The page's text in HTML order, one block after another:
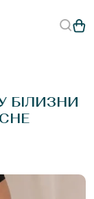
БІЛИЗНИ